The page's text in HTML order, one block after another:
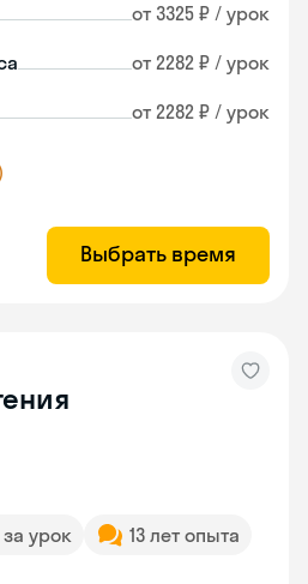
от 3325 ₽ / урок
от 2282 ₽ / урок
от 2282 ₽ / урок
Выбрать время
за урок
13 лет опыта